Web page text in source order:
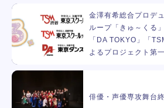
金澤有希総合プロデ
ループ「きゅ～くる
「DA TOKYO」「
よるプロジェクト第
俳優・声優専攻舞台終